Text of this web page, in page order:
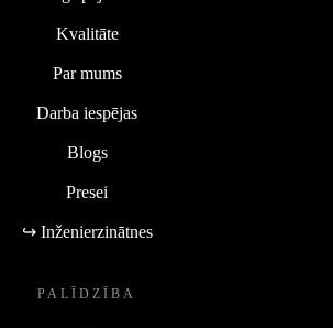
Kvalitāte
Par mums
Darba iespējas
Blogs
Presei
↪ Inženierzinātnes
PALĪDZĪBA